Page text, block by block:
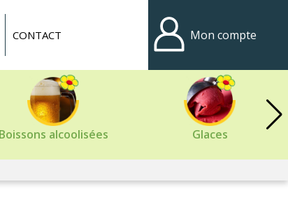
CONTACT Mon compte
Boissons alcoolisées Glaces